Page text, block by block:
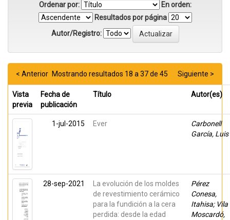
Ordenar por:
En orden:
Resultados por página
Autor/Registro:
Mostrando resultados 18 a 37 de 45
< Anterior Siguiente >
Vista
previa
Fecha de
publicación
Título Autor(es)
1-jul-2015 Ever
Carbonell
García, Luis
28-sep-2021
La evolución de los moldes
de revestimiento cerámico
para la fundición a la cera
perdida: desde la edad
Pérez
Conesa,
Itahisa; Vila
Moscardó,